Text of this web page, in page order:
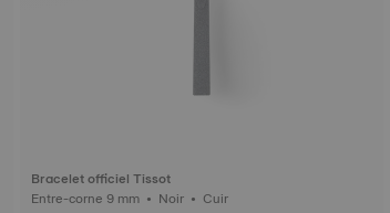
Bracelet officiel Tissot
Entre-corne 9 mm • Noir • Cuir